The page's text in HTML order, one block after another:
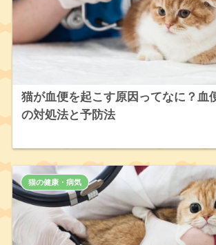
猫が血便を起こす原因ってなに？血
の対処法と予防法
猫の健康・病気